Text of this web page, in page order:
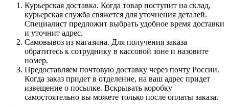
Курьерская доставка. Когда товар поступит на склад,
курьерская служба свяжется для уточнения деталей.
Специалист предложит выбрать удобное время доставки
и уточнит адрес.
Самовывоз из магазина. Для получения заказа
обратитесь к сотруднику в кассовой зоне и назовите
номер.
Предоставляем почтовую доставку через почту России.
Когда заказ придет в отделение, на ваш адрес придет
извещение о посылке. Вскрывать коробку
самостоятельно вы можете только после оплаты заказа.